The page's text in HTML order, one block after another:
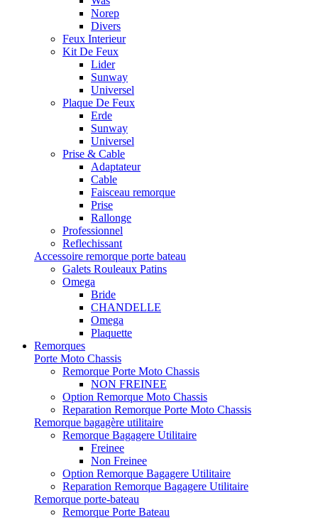
Norep
Divers
Feux Interieur
Kit De Feux
Lider
Sunway
Universel
Plaque De Feux
Erde
Sunway
Universel
Prise & Cable
Adaptateur
Cable
Faisceau remorque
Prise
Rallonge
Professionnel
Reflechissant
Accessoire remorque porte bateau
Galets Rouleaux Patins
Omega
Bride
CHANDELLE
Omega
Plaquette
Remorques
Porte Moto Chassis
Remorque Porte Moto Chassis
NON FREINEE
Option Remorque Moto Chassis
Reparation Remorque Porte Moto Chassis
Remorque bagagère utilitaire
Remorque Bagagere Utilitaire
Freinee
Non Freinee
Option Remorque Bagagere Utilitaire
Reparation Remorque Bagagere Utilitaire
Remorque porte-bateau
Remorque Porte Bateau